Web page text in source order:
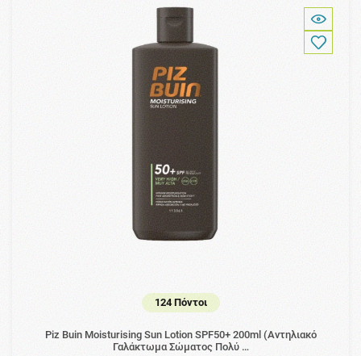
124 Πόντοι
Piz Buin Moisturising Sun Lotion SPF50+ 200ml (Αντηλιακό
Γαλάκτωμα Σώματος Πολύ …